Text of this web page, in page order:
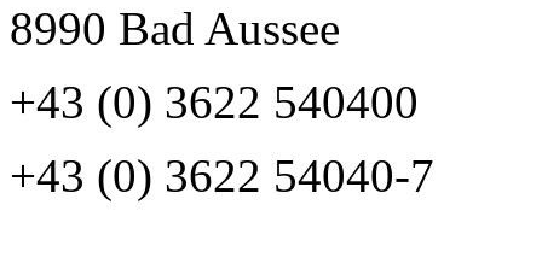
8990 Bad Aussee
+43 (0) 3622 540400
+43 (0) 3622 54040-7